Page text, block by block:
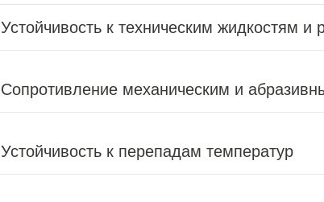
Устойчивость к техническим жидкостям и
Сопротивление механическим и
Устойчивость к перепадам температур